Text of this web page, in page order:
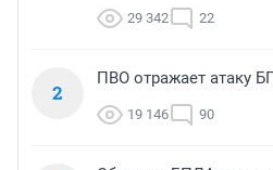
29 342 22
2
ПВО отражает атаку
19 146 90